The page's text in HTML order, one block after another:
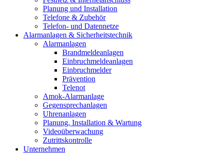
Planung und Installation
Telefone & Zubehör
Telefon- und Datennetze
Alarmanlagen & Sicherheitstechnik
Alarmanlagen
Brandmeldeanlagen
Einbruchmeldeanlagen
Einbruchmelder
Prävention
Telenot
Amok-Alarmanlage
Gegensprechanlagen
Uhrenanlagen
Planung, Installation & Wartung
Videoüberwachung
Zutrittskontrolle
Unternehmen